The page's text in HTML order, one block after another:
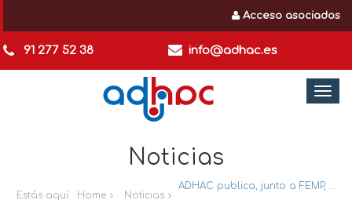
Acceso asociados
91 277 52 38 info@adhac.es
Noticias
Estás aquí: Home Noticias